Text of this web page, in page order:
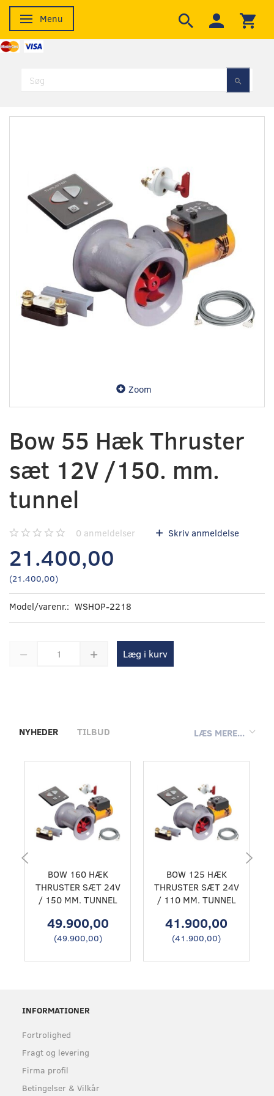
Skifte navigation
Menu
Zoom
Bow 55 Hæk Thruster
sæt 12V /150. mm.
tunnel
0 anmeldelser Skriv anmeldelse
21.400,00
(21.400,00)
Model/varenr.: WSHOP-2218
Læg i kurv
LÆS MERE...
NYHEDER TILBUD
BOW 160 HÆK
THRUSTER SÆT 24V
/ 150 MM. TUNNEL
49.900,00
(49.900,00)
BOW 125 HÆK
THRUSTER SÆT 24V
/ 110 MM. TUNNEL
41.900,00
(41.900,00)
INFORMATIONER
Fortrolighed
Fragt og levering
Firma profil
Betingelser & Vilkår